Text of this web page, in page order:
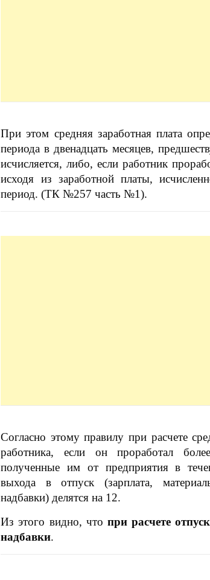
При этом средняя заработная плата
периода в двенадцать месяцев,
исчисляется, либо, если работник
исходя из заработной платы,
период. (ТК №257 часть №1).
Согласно этому правилу при расчете
работника, если он проработал
полученные им от предприятия в
выхода в отпуск (зарплата,
надбавки) делятся на 12.
Из этого видно, что при расчете
надбавки.